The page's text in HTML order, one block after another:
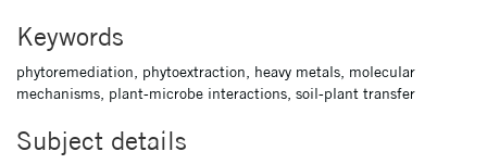
Keywords
phytoremediation, phytoextraction, heavy metals, molecular
mechanisms, plant-microbe interactions, soil-plant transfer
Subject details